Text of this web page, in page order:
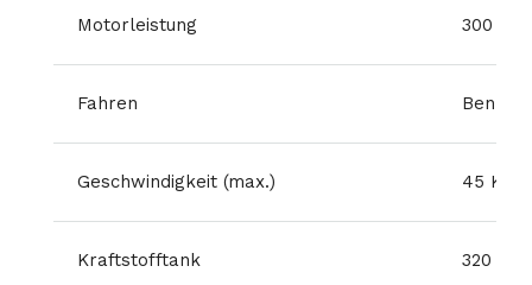
Motorleistung 300 HP
Fahren Benzin
Geschwindigkeit (max.) 45
Kraftstofftank 320 L